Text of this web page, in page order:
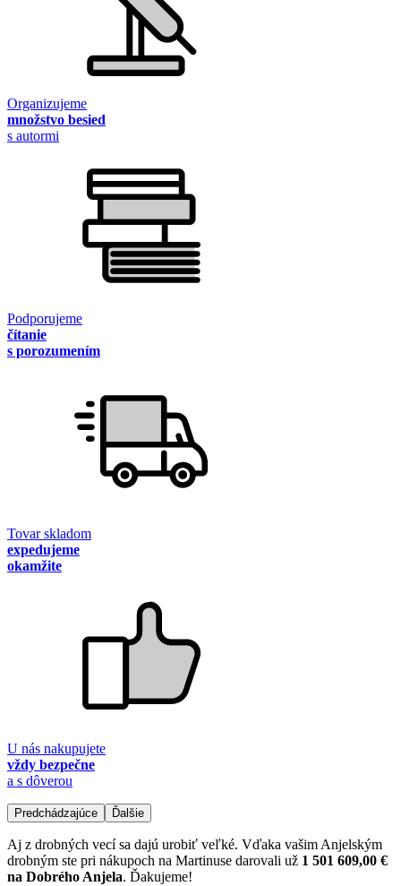
Organizujeme
množstvo besied
s autormi
Podporujeme
čítanie
s porozumením
Tovar skladom
expedujeme
okamžite
U nás nakupujete
vždy bezpečne
a s dôverou
Predchádzajúce Ďalšie
Aj z drobných vecí sa dajú urobiť veľké. Vďaka vašim Anjelským
drobným ste pri nákupoch na Martinuse darovali už 1 501 609,00 €
na Dobrého Anjela. Ďakujeme!